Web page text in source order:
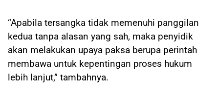
“Apabila tersangka tidak memenuhi panggilan
kedua tanpa alasan yang sah, maka penyidik
akan melakukan upaya paksa berupa perintah
membawa untuk kepentingan proses hukum
lebih lanjut,” tambahnya.